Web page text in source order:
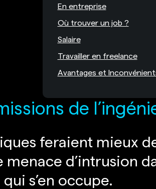
de
feraient mieux
d’intrusion
s’en occupe.
En entreprise
Où trouver un job ?
Salaire
Travailler en freelance
Avantages et